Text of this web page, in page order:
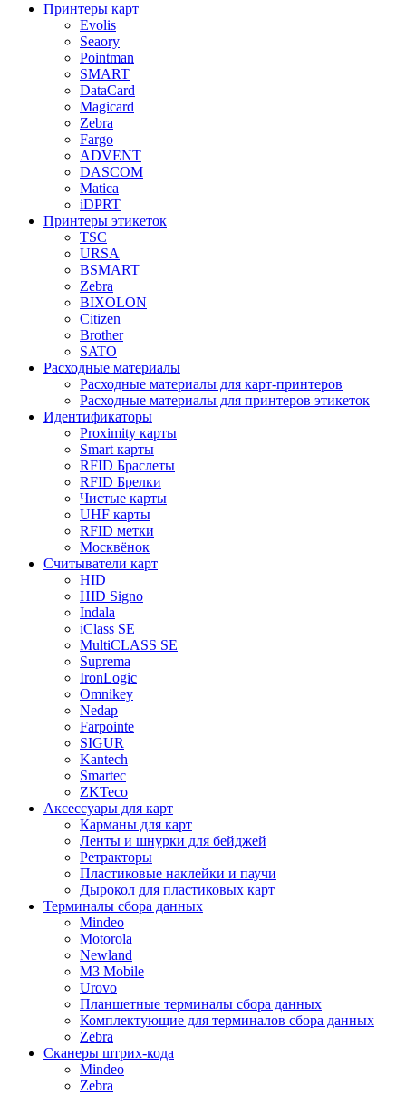
Принтеры карт
Evolis
Seaory
Pointman
SMART
DataCard
Magicard
Zebra
Fargo
ADVENT
DASCOM
Matica
iDPRT
Принтеры этикеток
TSC
URSA
BSMART
Zebra
BIXOLON
Citizen
Brother
SATO
Расходные материалы
Расходные материалы для карт-принтеров
Расходные материалы для принтеров этикеток
Идентификаторы
Proximity карты
Smart карты
RFID Браслеты
RFID Брелки
Чистые карты
UHF карты
RFID метки
Москвёнок
Считыватели карт
HID
HID Signo
Indala
iClass SE
MultiCLASS SE
Suprema
IronLogic
Omnikey
Nedap
Farpointe
SIGUR
Kantech
Smartec
ZKTeco
Аксессуары для карт
Карманы для карт
Ленты и шнурки для бейджей
Ретракторы
Пластиковые наклейки и паучи
Дырокол для пластиковых карт
Терминалы сбора данных
Mindeo
Motorola
Newland
M3 Mobile
Urovo
Планшетные терминалы сбора данных
Комплектующие для терминалов сбора данных
Zebra
Сканеры штрих-кода
Mindeo
Zebra